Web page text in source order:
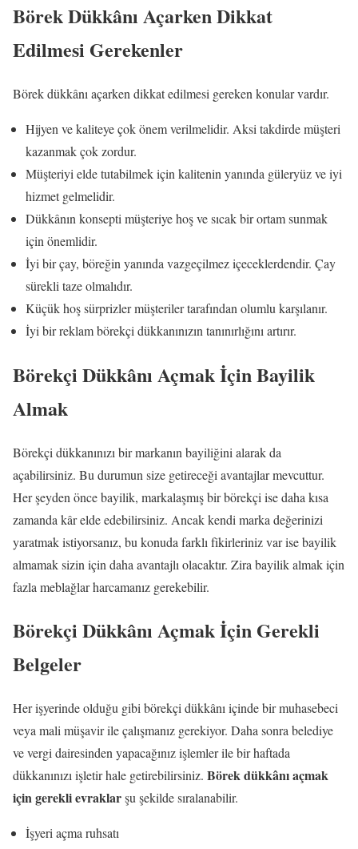
Börek Dükkânı Açarken Dikkat
Edilmesi Gerekenler
Börek dükkânı açarken dikkat edilmesi gereken konular vardır.
Hijyen ve kaliteye çok önem verilmelidir. Aksi takdirde müşteri
kazanmak çok zordur.
Müşteriyi elde tutabilmek için kalitenin yanında güleryüz ve iyi
hizmet gelmelidir.
Dükkânın konsepti müşteriye hoş ve sıcak bir ortam sunmak
için önemlidir.
İyi bir çay, böreğin yanında vazgeçilmez içeceklerdendir. Çay
sürekli taze olmalıdır.
Küçük hoş sürprizler müşteriler tarafından olumlu karşılanır.
İyi bir reklam börekçi dükkanınızın tanınırlığını artırır.
Börekçi Dükkânı Açmak İçin Bayilik
Almak
Börekçi dükkanınızı bir markanın bayiliğini alarak da
açabilirsiniz. Bu durumun size getireceği avantajlar mevcuttur.
Her şeyden önce bayilik, markalaşmış bir börekçi ise daha kısa
zamanda kâr elde edebilirsiniz. Ancak kendi marka değerinizi
yaratmak istiyorsanız, bu konuda farklı fikirleriniz var ise bayilik
almamak sizin için daha avantajlı olacaktır. Zira bayilik almak için
fazla meblağlar harcamanız gerekebilir.
Börekçi Dükkânı Açmak İçin Gerekli
Belgeler
Her işyerinde olduğu gibi börekçi dükkânı içinde bir muhasebeci
veya mali müşavir ile çalışmanız gerekiyor. Daha sonra belediye
ve vergi dairesinden yapacağınız işlemler ile bir haftada
dükkanınızı işletir hale getirebilirsiniz. Börek dükkânı açmak
için gerekli evraklarşu şekilde sıralanabilir.
İşyeri açma ruhsatı